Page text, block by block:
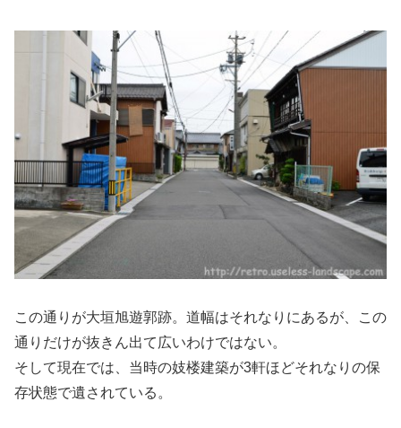
この通りが大垣旭遊郭跡。道幅はそれなりにあるが、この
通りだけが抜きん出て広いわけではない。
そして現在では、当時の妓楼建築が3軒ほどそれなりの保
存状態で遺されている。